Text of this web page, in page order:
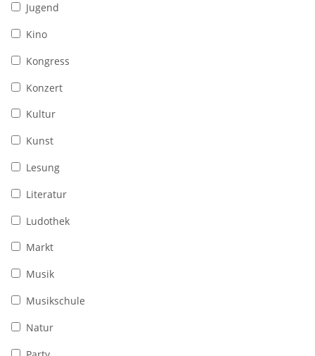
Jugend
Kino
Kongress
Konzert
Kultur
Kunst
Lesung
Literatur
Ludothek
Markt
Musik
Musikschule
Natur